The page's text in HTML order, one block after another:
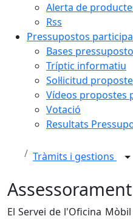
Alerta de
Rss
Pressupostos
Bases
Tríptic informatiu
Sol·licitud
Vídeos propostes
Votació
Resultats
Tràmits i gestions
El Servei de l'Oficina